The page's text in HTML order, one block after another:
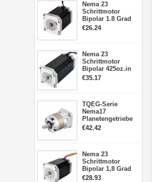
Nema 23
Schrittmotor
Bipolar 1.8 Grad
1.9Nm 3A 3.36V 4
€26.24
Nema 23
Schrittmotor
Bipolar 425oz.in
4.2A 57x57x114mm
€35.17
TQEG-Serie
Nema17
Planetengetriebe
5:1 Spiel 15Arc-
€42.42
Nema 23
Schrittmotor
Bipolar 1,8 Grad
2,83Nm 4 A 2,26V
€28.93